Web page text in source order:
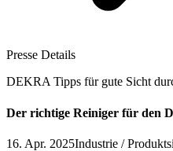
Presse Details
DEKRA Tipps für gute Sicht
Der richtige Reiniger für den
16. Apr. 2025Industrie /